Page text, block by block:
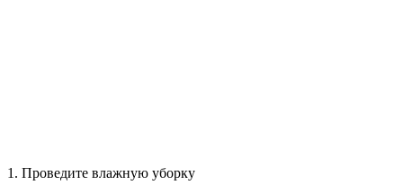
1. Проведите влажную уборку